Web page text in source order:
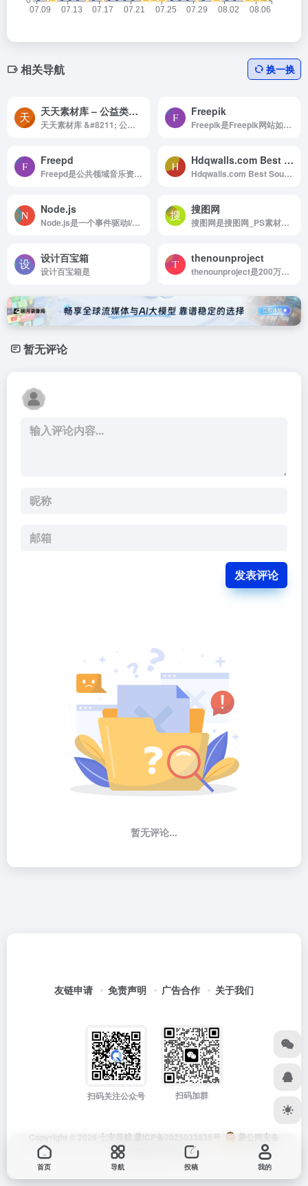
相关导航 换一换
天天素材库 – 公益类素材交流分享
天天素材库 &#8211; 公益类素材交流分享是天天素材库，专注于公益类素材交流网站，为大家提供关于政策、文化、民生、科普等公益宣传相关设计素材模板以及PPT模板的共享交流平台，用作品传播知识，用作品传递正能量！丰富的...
Freepik
Freepik是Freepik网站如何使用 浏览...
Freepd
Freepd是公共领域音乐资源网站
Hdqwalls.com Best Source For HD,4k,5k,8k Wallpapers
Hdqwalls.com Best Source For HD,4k,5k,8k Wallpapers是Download HD Wallpapers, Desktop Wallpapers, Widescreen Wallpapers In High Quality
Node.js
Node.js是一个事件驱动I/O服务端JavaScript环境，基于Google的V8引擎
搜图网
搜图网是搜图网_PS素材网以及图片素材网和PS海报素材库
设计百宝箱
设计百宝箱是
thenounproject
thenounproject是200万免费矢量图标
暂无评论
发表评论
暂无评论...
友链申请 免责声明 广告合作 关于我们
扫码关注公众号 扫码加群
Copyright © 2026 七安导航 蒙ICP备2025033835号
蒙公网安备
15012202000171号
首页 导航 投稿 我的